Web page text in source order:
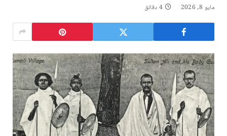
مايو 8, 2026 4 دقائق